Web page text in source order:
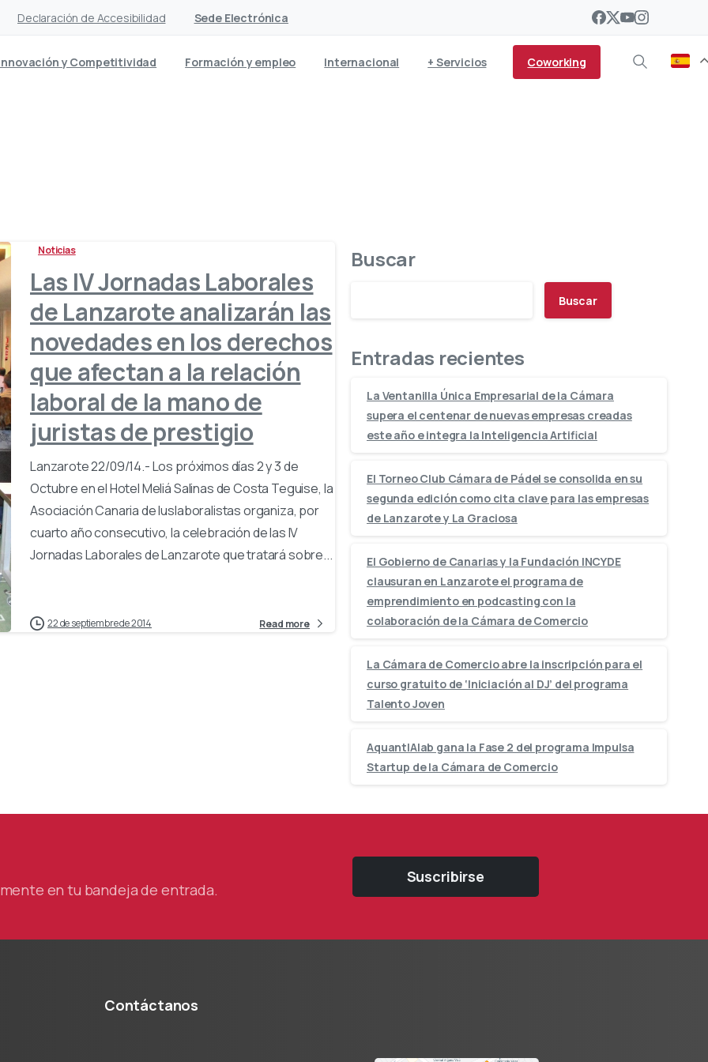
Declaración de Accesibilidad Sede Electrónica
y Competitividad Formación y empleo Internacional + Servicios Coworking
Noticias
Las IV Jornadas Laborales
de Lanzarote analizarán las
novedades en los derechos
que afectan a la relación
laboral de la mano de
juristas de prestigio
Lanzarote 22/09/14.- Los próximos días 2 y 3 de
Octubre en el Hotel Meliá Salinas de Costa Teguise, la
Asociación Canaria de Iuslaboralistas organiza, por
cuarto año consecutivo, la celebración de las IV
Jornadas Laborales de Lanzarote que tratará sobre...
22 de septiembre de 2014 Read more
Buscar
Buscar
Entradas recientes
La Ventanilla Única Empresarial de la Cámara
supera el centenar de nuevas empresas creadas
este año e integra la Inteligencia Artificial
El Torneo Club Cámara de Pádel se consolida en su
segunda edición como cita clave para las empresas
de Lanzarote y La Graciosa
El Gobierno de Canarias y la Fundación INCYDE
clausuran en Lanzarote el programa de
emprendimiento en podcasting con la
colaboración de la Cámara de Comercio
La Cámara de Comercio abre la inscripción para el
curso gratuito de ‘Iniciación al DJ’ del programa
Talento Joven
AquantIAlab gana la Fase 2 del programa Impulsa
Startup de la Cámara de Comercio
en tu bandeja de entrada.
Suscribirse
Contáctanos